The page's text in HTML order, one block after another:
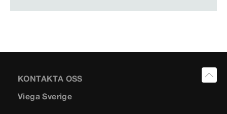
KONTAKTA OSS
Viega Sverige